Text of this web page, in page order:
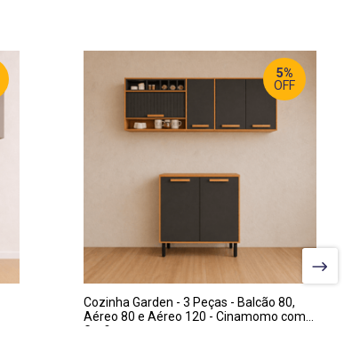
PROF:
Cozinha Garden - 3 Peças - Balcão 80,
Aéreo 80 e Aéreo 120 - Cinamomo com
Grafite
5%
OFF